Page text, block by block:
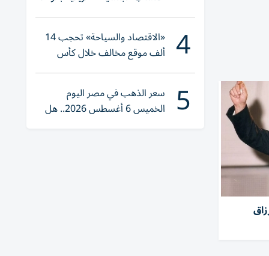
4 «الاقتصاد والسياحة» تحجب 14
ألف موقع مخالف خلال كأس
العالم 2026
5 سعر الذهب في مصر اليوم
الخميس 6 أغسطس 2026.. هل